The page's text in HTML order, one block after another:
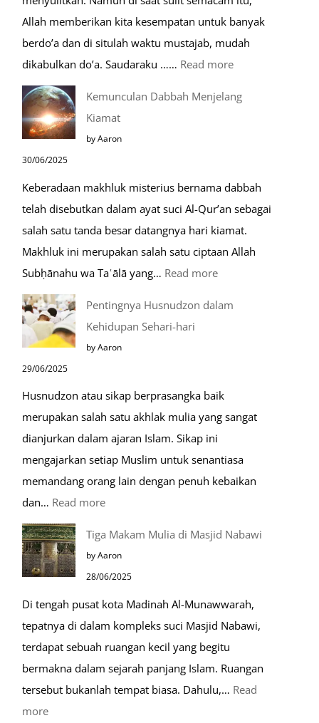
Saat
Umroh
Allah memberikan kita kesempatan untuk banyak
berdo’a dan di situlah waktu mustajab, mudah
dikabulkan do’a. Saudaraku …… Read more:
Saat
Mustajab
Kemunculan Dabbah Menjelang
Kiamat
by Aaron
30/06/2025
Keberadaan makhluk misterius bernama dabbah
telah disebutkan dalam ayat suci Al-Qur’an sebagai
salah satu tanda besar datangnya hari kiamat.
Makhluk ini merupakan salah satu ciptaan Allah
Subḥānahu wa Taʿālā yang… Read more:
Pentingnya Husnudzon dalam
Kehidupan Sehari-hari
by Aaron
29/06/2025
Husnudzon atau sikap berprasangka baik
merupakan salah satu akhlak mulia yang sangat
dianjurkan dalam ajaran Islam. Sikap ini
mengajarkan setiap Muslim untuk senantiasa
memandang orang lain dengan penuh kebaikan
dan… Read more:
Sehari-
hari
Tiga Makam Mulia di Masjid Nabawi
by Aaron
28/06/2025
Di tengah pusat kota Madinah Al-Munawwarah,
tepatnya di dalam kompleks suci Masjid Nabawi,
terdapat sebuah ruangan kecil yang begitu
bermakna dalam sejarah panjang Islam. Ruangan
tersebut bukanlah tempat biasa. Dahulu,… Read
more: